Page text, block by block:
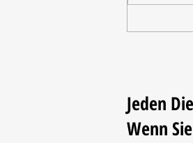
Jeden
Wenn